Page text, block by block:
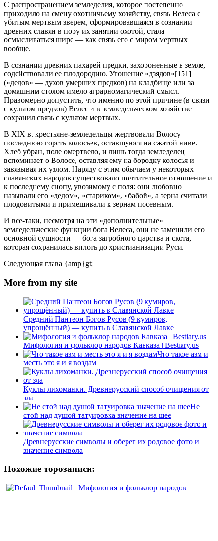
С распространением земледелия, которое постепенно
приходило на смену охотничьему хозяйству, связь Велеса с
убитым мертвым зверем, сформировавшаяся в сознании
древних славян в пору их занятии охотой, стала
осмысливаться шире — как связь его с миром мертвых
вообще.
В сознании древних пахарей предки, захороненные в земле,
содействовали ее плодородию. Угощение «дзядов»[151]
(«дедов» — духов умерших предков) на кладбище или за
домашним столом имело аграрномагический смысл.
Правомерно допустить, что именно по этой причине (в связи
с культом предков) Велес и в земледельческом хозяйстве
сохранил связь с культом мертвых.
В XIX в. крестьяне-земледельцы жертвовали Волосу
последнюю горсть колосьев, оставшуюся на сжатой ниве.
Хлеб убран, поле омертвело, и лишь тогда земледелец
вспоминает о Волосе, оставляя ему на бородку колосья и
завязывая их узлом. Наряду с этим обычаем у некоторых
славянских народов существовало почтительное отношение и
к последнему снопу, увозимому с поля: они любовно
называли его «дедом», «стариком», «бабой», а зерна считали
плодовитыми и примешивали к зернам посевным.
И все-таки, несмотря на эти «дополнительные»
земледельческие функции бога Велеса, они не заменили его
основной сущности — бога загробного царства и скота,
которая сохранилась вплоть до христианизации Руси.
Следующая глава {amp}gt;
More from my site
Средний Пантеон Богов Русов (9 кумиров,
упрощённый) — купить в Славянской Лавке
Мифология и фольклор народов Кавказа | Bestiary.us
Что такое азм и
месть это я и я воздам
Куклы лихоманки. Древнерусский способ очищения от
зла
Не
стой над душой татуировка значение на шее
Древнерусские символы и оберег их родовое фото и
значение символа
Похожие торозаписи:
Мифология и фольклор народов